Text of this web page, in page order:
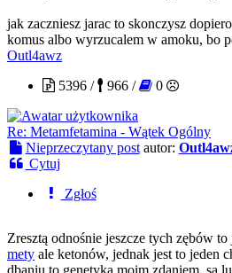
jak zaczniesz jarac to skonczysz
komus albo wyrzucalem w amoku, bo
Outl4awz
5396 /
966 / 0
Re: Metamfetamina - Wątek Ogólny
Nieprzeczytany post autor:
Cytuj
Zgłoś
Zresztą odnośnie jeszcze tych zębów
mety ale ketonów, jednak jest to jeden
dbaniu to genetyka moim zdaniem, są